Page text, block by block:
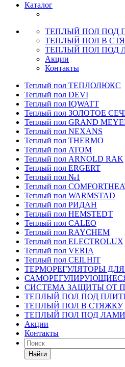
Каталог
ТЕПЛЫЙ ПОЛ ПОД
ТЕПЛЫЙ ПОЛ В
ТЕПЛЫЙ ПОЛ ПОД
Акции
Контакты
Теплый пол ТЕПЛОЛЮКС
Теплый пол DEVI
Теплый пол IQWATT
Теплый пол ЗОЛОТОЕ
Теплый пол GRAND
Теплый пол NEXANS
Теплый пол THERMO
Теплый пол ATOM
Теплый пол ARNOLD RAK
Теплый пол ERGERT
Теплый пол №1
Теплый пол
Теплый пол WARMSTAD
Теплый пол РИДАН
Теплый пол HEMSTEDT
Теплый пол CALEO
Теплый пол RAYCHEM
Теплый пол ELECTROLUX
Теплый пол VERIA
Теплый пол CEILHIT
ТЕРМОРЕГУЛЯТОРЫ
СИСТЕМА ЗАЩИТЫ ОТ
ТЕПЛЫЙ ПОЛ ПОД
ТЕПЛЫЙ ПОЛ В СТЯЖКУ
ТЕПЛЫЙ ПОЛ ПОД
Акции
Контакты
Найти